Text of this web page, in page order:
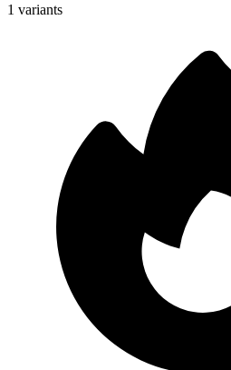
1 variants